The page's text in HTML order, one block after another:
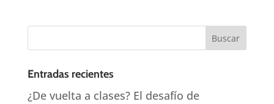
Entradas recientes
¿De vuelta a clases? El desafío de